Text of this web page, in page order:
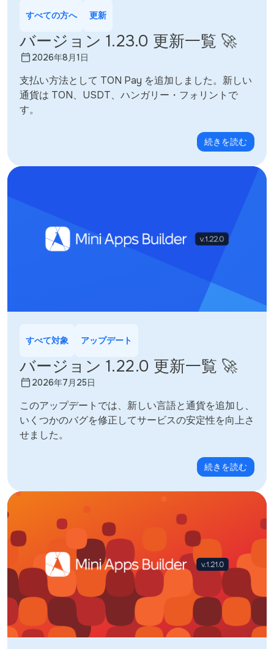
すべての方へ 更新
バージョン 1.23.0 更新一覧 🚀
2026年8月1日
支払い方法として TON Pay を追加しました。新しい
通貨は TON、USDT、ハンガリー・フォリントで
す。
続きを読む
すべて対象 アップデート
バージョン 1.22.0 更新一覧 🚀
2026年7月25日
このアップデートでは、新しい言語と通貨を追加し、
いくつかのバグを修正してサービスの安定性を向上さ
せました。
続きを読む